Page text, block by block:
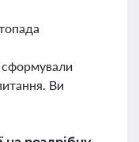
сформували
Ви